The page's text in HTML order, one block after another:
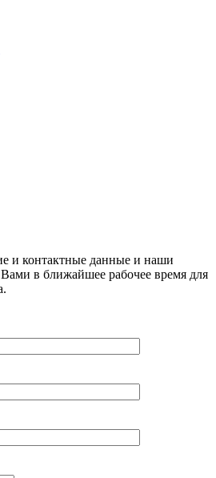
и контактные данные и наши
в ближайшее рабочее время для